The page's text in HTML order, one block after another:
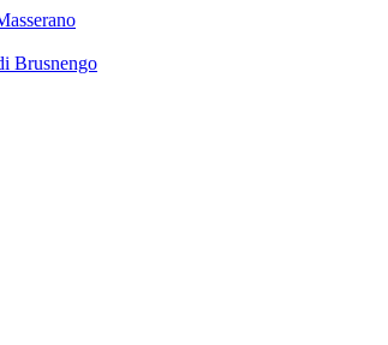
Brusnengo